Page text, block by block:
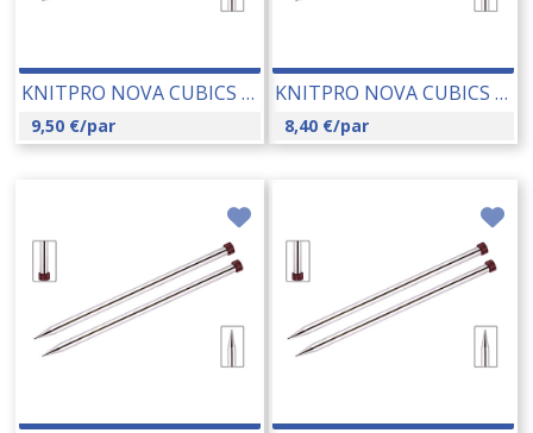
KNITPRO NOVA CUBICS RAVNE IGLE 6.00 MM (12301) 14200
9,50 €/par
KNITPRO NOVA CUBICS RAVNE IGLE 5.50 MM (12300) 14199
8,40 €/par